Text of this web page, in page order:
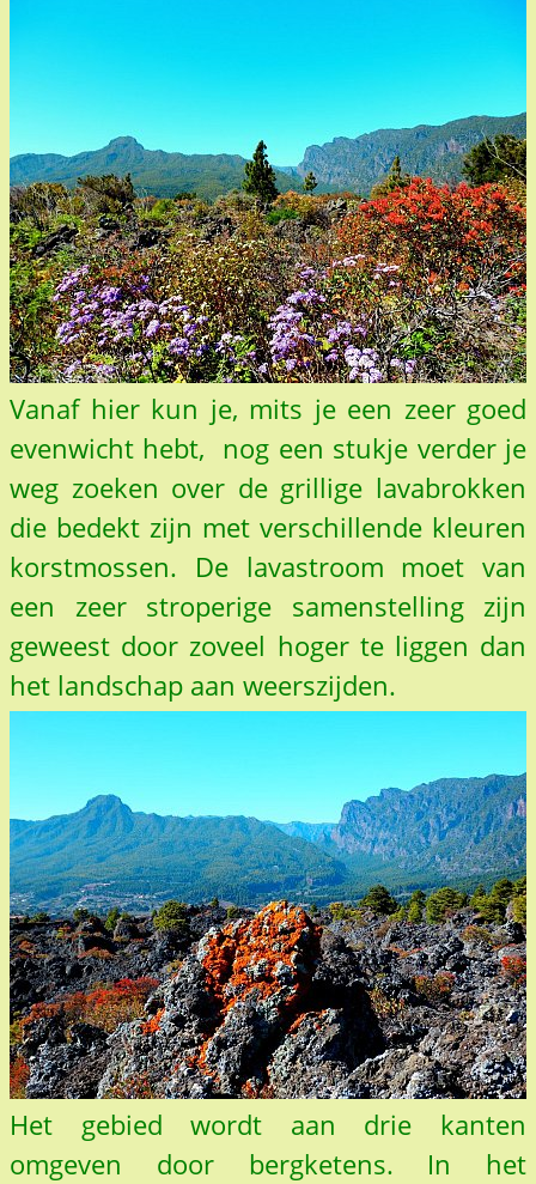
Vanaf hier kun je, mits je een zeer goed
evenwicht hebt, nog een stukje verder je
weg zoeken over de grillige lavabrokken
die bedekt zijn met verschillende kleuren
korstmossen. De lavastroom moet van
een zeer stroperige samenstelling zijn
geweest door zoveel hoger te liggen dan
het landschap aan weerszijden.
Het gebied wordt aan drie kanten
omgeven door bergketens. In het